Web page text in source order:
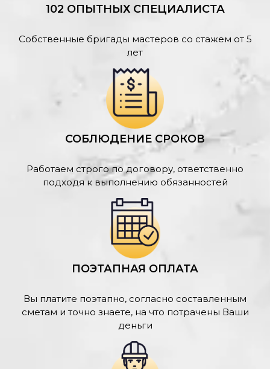
102 ОПЫТНЫХ СПЕЦИАЛИСТА
Собственные бригады мастеров со стажем от 5
лет
СОБЛЮДЕНИЕ СРОКОВ
Работаем строго по договору, ответственно
подходя к выполнению обязанностей
ПОЭТАПНАЯ ОПЛАТА
Вы платите поэтапно, согласно составленным
сметам и точно знаете, на что потрачены Ваши
деньги